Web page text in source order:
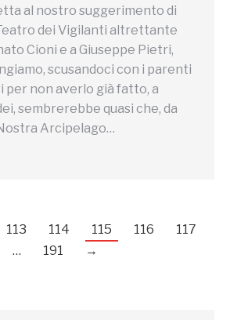
al nostro suggerimento di
dei Vigilanti altrettante
Cioni e a Giuseppe Pietri,
scusandoci con i parenti
per non averlo già fatto, a
sembrerebbe quasi che, da
Arcipelago…
113 114 115 116
117
…
191 →